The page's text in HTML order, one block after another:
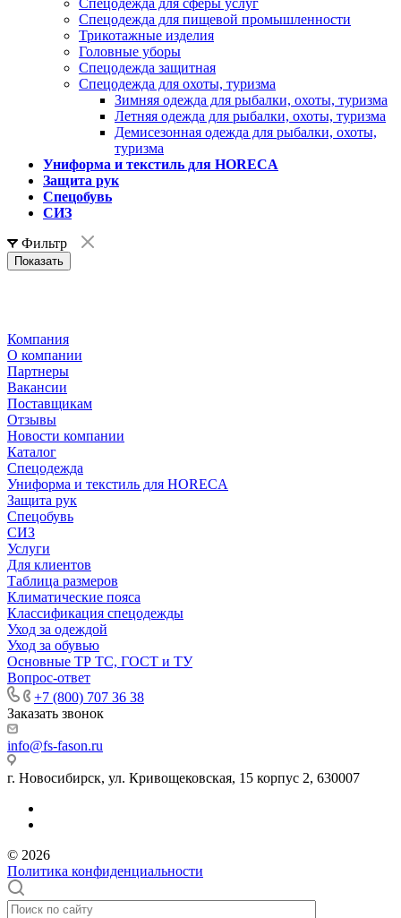
Спецодежда для пищевой промышленности
Трикотажные изделия
Головные уборы
Спецодежда защитная
Спецодежда для охоты, туризма
Зимняя одежда для рыбалки, охоты, туризма
Летняя одежда для рыбалки, охоты, туризма
Демисезонная одежда для рыбалки, охоты,
туризма
Униформа и текстиль для HORECA
Защита рук
Спецобувь
СИЗ
Фильтр
Компания
О компании
Партнеры
Вакансии
Поставщикам
Отзывы
Новости компании
Каталог
Спецодежда
Униформа и текстиль для HORECA
Защита рук
Спецобувь
СИЗ
Услуги
Для клиентов
Таблица размеров
Климатические пояса
Классификация спецодежды
Уход за одеждой
Уход за обувью
Основные ТР ТС, ГОСТ и ТУ
Вопрос-ответ
+7 (800) 707 36 38
Заказать звонок
info@fs-fason.ru
г. Новосибирск, ул. Кривощековская, 15 корпус 2, 630007
© 2026
Политика конфиденциальности